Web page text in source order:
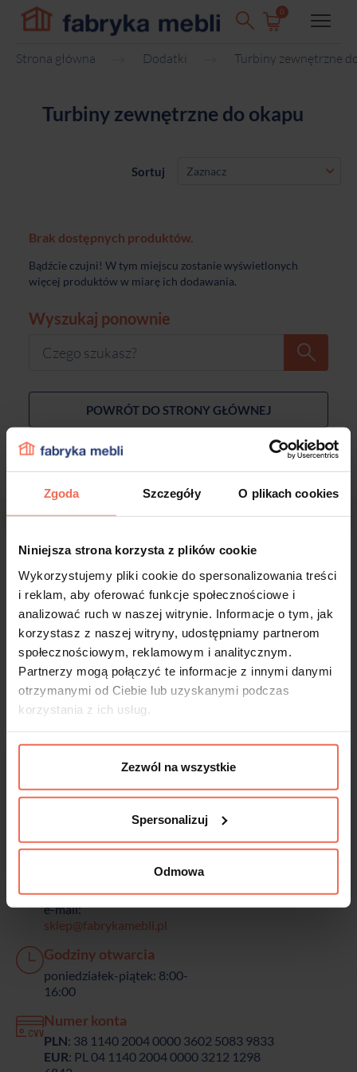
Zgoda Szczegóły O plikach cookies
Niniejsza strona korzysta z plików cookie
Wykorzystujemy pliki cookie do spersonalizowania treści
i reklam, aby oferować funkcje społecznościowe i
analizować ruch w naszej witrynie. Informacje o tym, jak
korzystasz z naszej witryny, udostępniamy partnerom
społecznościowym, reklamowym i analitycznym.
Partnerzy mogą połączyć te informacje z innymi danymi
otrzymanymi od Ciebie lub uzyskanymi podczas
korzystania z ich usług.
Zezwól na wszystkie
Spersonalizuj
Odmowa
0
Strona główna Dodatki Turbiny zewnętrzne
Turbiny zewnętrzne do okapu
Sortuj Zaznacz
Brak dostępnych produktów.
Bądźcie czujni! W tym miejscu zostanie wyświetlonych
więcej produktów w miarę ich dodawania.
Wyszukaj ponownie
POWRÓT DO STRONY GŁÓWNEJ
NEWSLETTER
Zapisz się do naszego newslettera, aby otrzymywać
informacje o promocjach i nowościach z naszego sklepu!
ADRES E-MAIL
Energetyków 19A , 20-468
Lublin
Zadzwoń lub napisz
telefon:603 923 333
e-mail:
sklep@fabrykamebli.pl
Godziny otwarcia
poniedziałek-piątek: 8:00-
16:00
Numer konta
PLN: 38 1140 2004 0000 3602 5083 9833
EUR: PL 04 1140 2004 0000 3212 1298